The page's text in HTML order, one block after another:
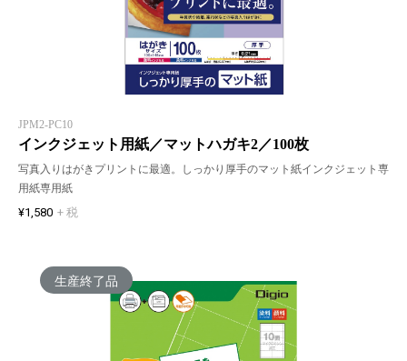
JPM2-PC10
インクジェット用紙／マットハガキ2／100枚
写真入りはがきプリントに最適。しっかり厚手のマット紙インクジェット専
用紙専用紙
¥1,580 + 税
生産終了品